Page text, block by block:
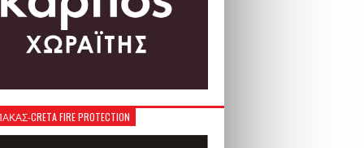
CRETA FIRE PROTECTION